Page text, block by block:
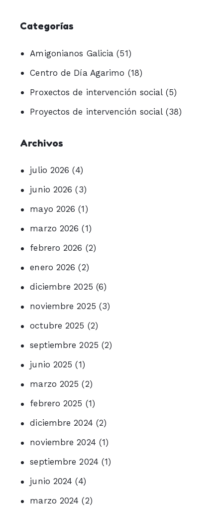
Categorías
Amigonianos Galicia (51)
Centro de Día Agarimo (18)
Proxectos de intervención social(5)
Proyectos de intervención social(38)
Archivos
julio 2026 (4)
junio 2026 (3)
mayo 2026 (1)
marzo 2026 (1)
febrero 2026 (2)
enero 2026 (2)
diciembre 2025 (6)
noviembre 2025 (3)
octubre 2025 (2)
septiembre 2025 (2)
junio 2025 (1)
marzo 2025 (2)
febrero 2025 (1)
diciembre 2024 (2)
noviembre 2024 (1)
septiembre 2024 (1)
junio 2024 (4)
marzo 2024 (2)